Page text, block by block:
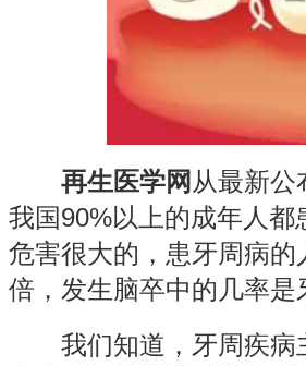
再生医学网 从最新
我国90%以上的成年人
危害很大的，患牙周病
倍，发生脑卒中的几率
我们知道，牙周疾病